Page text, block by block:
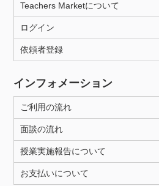
所属大学
距離：15km以内
年齢：18-101歳
Teachers Marketについて
ログイン
依頼者登録
インフォメーション
ご利用の流れ
面談の流れ
授業実施報告について
お支払いについて